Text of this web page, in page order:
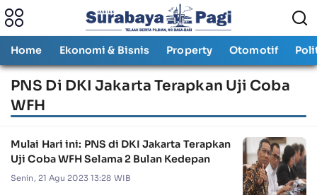
Home Ekonomi & Bisnis Property Otomotif
PNS Di DKI Jakarta Terapkan Uji Coba
WFH
Mulai Hari ini: PNS di DKI Jakarta Terapkan
Uji Coba WFH Selama 2 Bulan Kedepan
Senin, 21 Agu 2023 13:28 WIB